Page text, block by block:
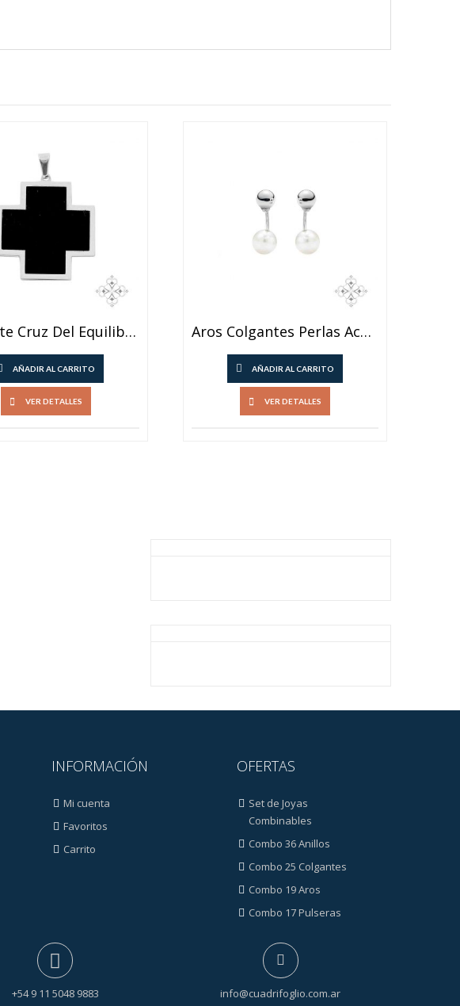
Colgante Cruz Del Equilibrio
AÑADIR AL CARRITO
VER DETALLES
Aros Colgantes Perlas Acero Blanco
AÑADIR AL CARRITO
VER DETALLES
INFORMACIÓN
Mi cuenta
Favoritos
Carrito
OFERTAS
Set de Joyas
Combinables
Combo 36 Anillos
Combo 25 Colgantes
Combo 19 Aros
Combo 17 Pulseras
+54 9 11 5048 9883 info@cuadrifoglio.com.ar